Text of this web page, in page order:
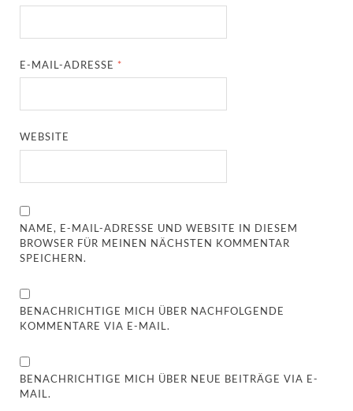
E-MAIL-ADRESSE *
WEBSITE
NAME, E-MAIL-ADRESSE UND WEBSITE IN DIESEM
BROWSER FÜR MEINEN NÄCHSTEN KOMMENTAR
SPEICHERN.
BENACHRICHTIGE MICH ÜBER NACHFOLGENDE
KOMMENTARE VIA E-MAIL.
BENACHRICHTIGE MICH ÜBER NEUE BEITRÄGE VIA E-
MAIL.